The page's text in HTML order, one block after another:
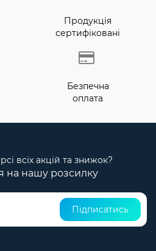
Продукція
сертифіковані
Безпечна
оплата
всіх акцій та знижок?
на нашу розсилку
Підписатись